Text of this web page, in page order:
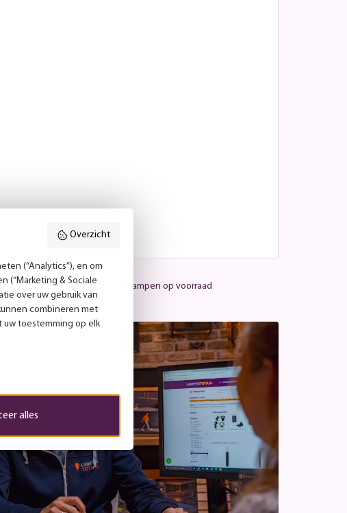
Meer dan 25.000 lampen op voorraad
Overzicht
(“Analytics”), en om
(“Marketing & Sociale
over uw gebruik van
combineren met
uw toestemming op elk
alles